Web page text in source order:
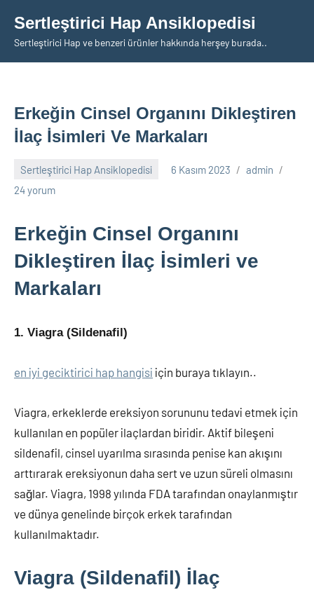
geçSertleştirici Hap Ansiklopedisi
Sertleştirici Hap ve benzeri ürünler hakkında herşey burada..
Erkeğin Cinsel Organını Dikleştiren
İlaç İsimleri Ve Markaları
Sertleştirici Hap Ansiklopedisi 6 Kasım 2023
admin
24 yorum
Erkeğin Cinsel Organını
Dikleştiren İlaç İsimleri ve
Markaları
1. Viagra (Sildenafil)
en iyi geciktirici hap hangisi için buraya tıklayın..
Viagra, erkeklerde ereksiyon sorununu tedavi etmek için
kullanılan en popüler ilaçlardan biridir. Aktif bileşeni
sildenafil, cinsel uyarılma sırasında penise kan akışını
arttırarak ereksiyonun daha sert ve uzun süreli olmasını
sağlar. Viagra, 1998 yılında FDA tarafından onaylanmıştır
ve dünya genelinde birçok erkek tarafından
kullanılmaktadır.
Viagra (Sildenafil) İlaç